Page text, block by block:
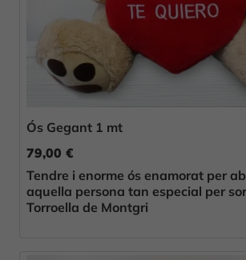
Ós Gegant 1 mt
79,00 €
Tendre i enorme ós enamorat per
aquella persona tan especial per
Torroella de Montgri